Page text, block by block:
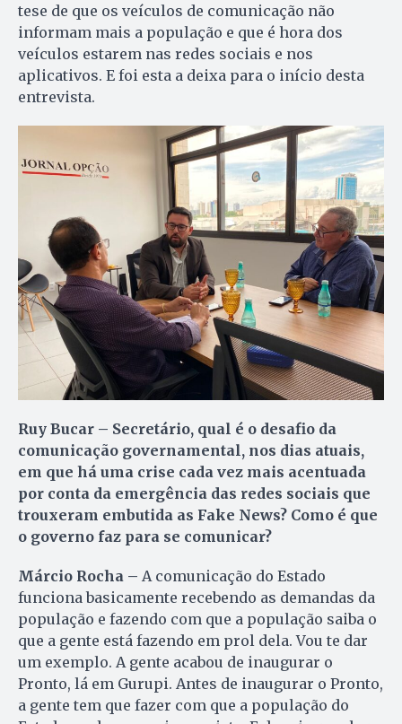
tese de que os veículos de comunicação não
informam mais a população e que é hora dos
veículos estarem nas redes sociais e nos
aplicativos. E foi esta a deixa para o início desta
entrevista.
Ruy Bucar – Secretário, qual é o desafio da
comunicação governamental, nos dias atuais,
em que há uma crise cada vez mais acentuada
por conta da emergência das redes sociais que
trouxeram embutida as Fake News? Como é que
o governo faz para se comunicar?
Márcio Rocha – A comunicação do Estado
funciona basicamente recebendo as demandas da
população e fazendo com que a população saiba o
que a gente está fazendo em prol dela. Vou te dar
um exemplo. A gente acabou de inaugurar o
Pronto, lá em Gurupi. Antes de inaugurar o Pronto,
a gente tem que fazer com que a população do